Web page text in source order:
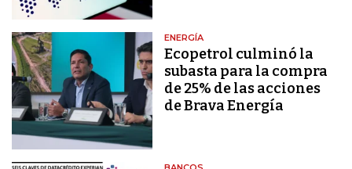
ENERGÍA
Ecopetrol culminó la
subasta para la compra
de 25% de las acciones
de Brava Energía